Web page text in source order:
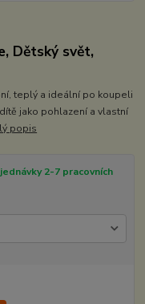
Dětský svět,
teplý a ideální po koupeli
jako pohlazení a vlastní
popis
2-7 pracovních